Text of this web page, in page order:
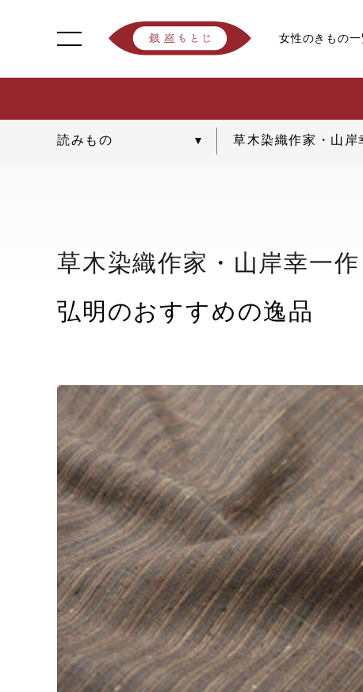
女性のきもの一
草木染織作家・山
草木染織作家・山岸幸一
弘明のおすすめの逸品